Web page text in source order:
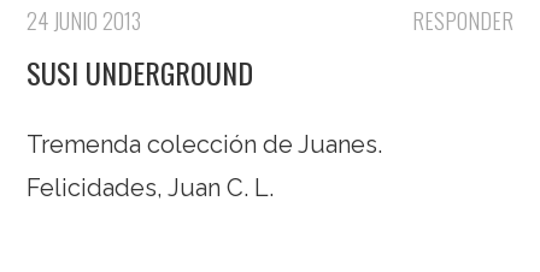
RESPONDER
24 JUNIO 2013
SUSI UNDERGROUND
Tremenda colección de Juanes.
Felicidades, Juan C. L.